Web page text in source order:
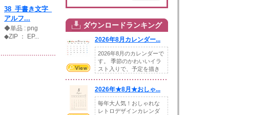
38_手書き文字_
アルフ...
◆単品 : png
◆ZIP ： EP...
ダウンロードランキング
2026年8月カレンダー...
2026年8月のカレンダーで
す。 季節のかわいいイラ
スト入りで、予定を描き
2026年★8月★おしゃ...
毎年大人気！おしゃれな
レトロデザインカレンダ